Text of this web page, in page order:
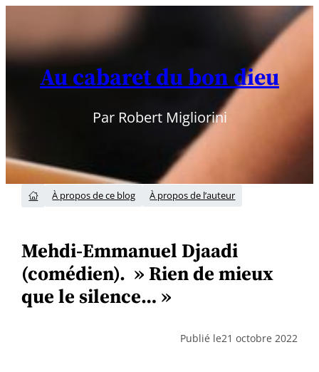
contenu
Au cabaret du bon dieu
Par Robert Migliorini
 À propos de ce blog À propos de l’auteur
Mehdi-Emmanuel Djaadi
(comédien). » Rien de mieux
que le silence… »
Publié le21 octobre 2022